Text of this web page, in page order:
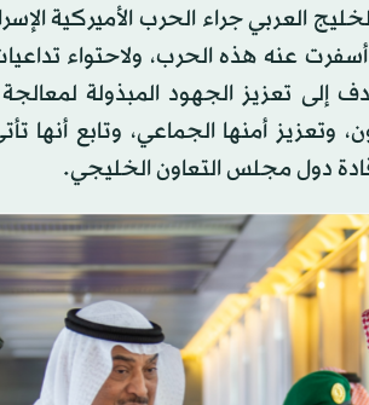
جراء الحرب الأميركية
عنه هذه الحرب، ولاحتواء تداعيات
إلى تعزيز الجهود المبذولة
أمنها الجماعي، وتابع أنها
دول مجلس التعاون الخليجي.